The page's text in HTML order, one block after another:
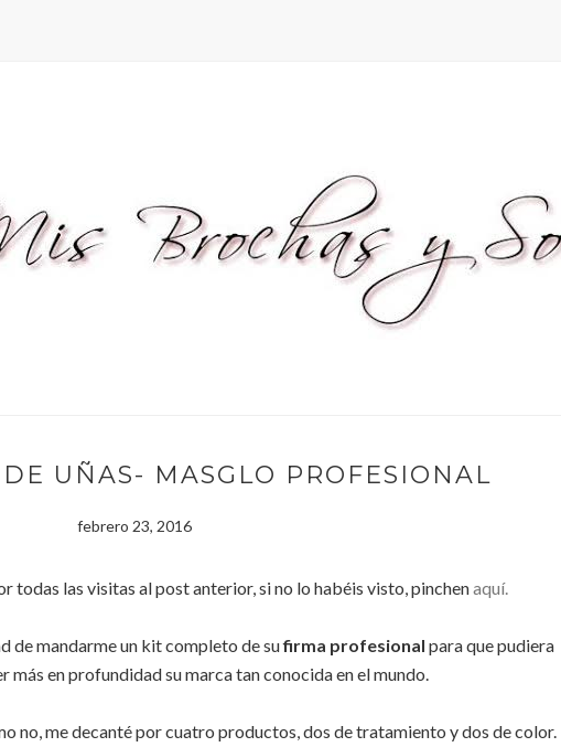
UÑAS- MASGLO PROFESIONAL
febrero 23, 2016
todas las visitas al post anterior, si no lo habéis visto, pinchenaquí.
de mandarme un kit completo de sufirma profesional para que pudiera
más en profundidad su marca tan conocida en el mundo.
no, me decanté por cuatro productos, dos de tratamiento y dos de color.